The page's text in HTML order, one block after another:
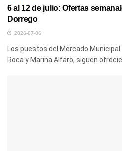
6 al 12 de julio: Ofertas
Dorrego
2026-07-06
Los puestos del Mercado
Roca y Marina Alfaro, siguen